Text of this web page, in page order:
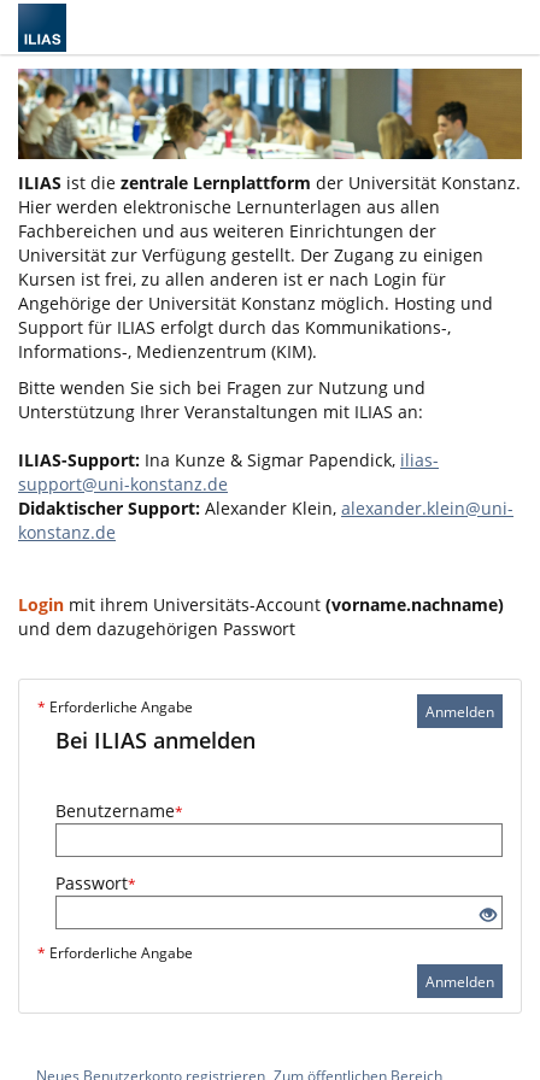
ILIAS ist die zentrale Lernplattform der Universität Konstanz.
Hier werden elektronische Lernunterlagen aus allen
Fachbereichen und aus weiteren Einrichtungen der
Universität zur Verfügung gestellt. Der Zugang zu einigen
Kursen ist frei, zu allen anderen ist er nach Login für
Angehörige der Universität Konstanz möglich. Hosting und
Support für ILIAS erfolgt durch das Kommunikations-,
Informations-, Medienzentrum (KIM).
Bitte wenden Sie sich bei Fragen zur Nutzung und
Unterstützung Ihrer Veranstaltungen mit ILIAS an:
ILIAS-Support: Ina Kunze & Sigmar Papendick, ilias-
support@uni-konstanz.de
Didaktischer Support: Alexander Klein, alexander.klein@uni-
konstanz.de
Login mit ihrem Universitäts-Account (vorname.nachname)
und dem dazugehörigen Passwort
Anmelden
* Erforderliche Angabe
Bei ILIAS anmelden
Benutzername*
Passwort*
* Erforderliche Angabe
Anmelden